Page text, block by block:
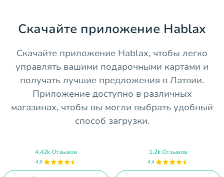
Скачайте приложение Hablax
Скачайте приложение Hablax, чтобы легко
управлять вашими подарочными картами и
получать лучшие предложения в Латвии.
Приложение доступно в различных
магазинах, чтобы вы могли выбрать удобный
способ загрузки.
4.42k Отзывов
4.8
1.2k Отзывов
4.4